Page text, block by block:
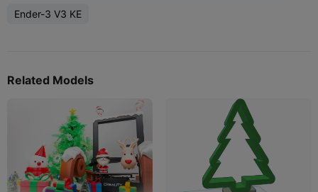
Ender-3 V3 KE
Related Models